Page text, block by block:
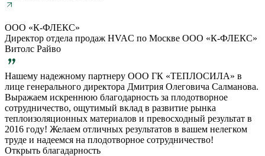
ООО «К-ФЛЕКС»
Директор отдела продаж HVAC по Москве ООО «К-ФЛЕКС»
Витолс Райво
Нашему надежному партнеру ООО ГК «ТЕПЛОСИЛА» в
лице генерального директора Дмитрия Олеговича Салманова.
Выражаем искреннюю благодарность за плодотворное
сотрудничество, ощутимый вклад в развитие рынка
теплоизоляционных материалов и превосходный результат в
2016 году! Желаем отличных результатов в вашем нелегком
труде и надеемся на плодотворное сотрудничество!
Открыть благадарность